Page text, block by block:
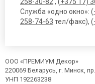
Служба «одно окно»: (
258-74-63 тел/факс), (
ООО «ПРЕМИУМ Декор»
220069 Беларусь, г. Минск,
УНП 192263238